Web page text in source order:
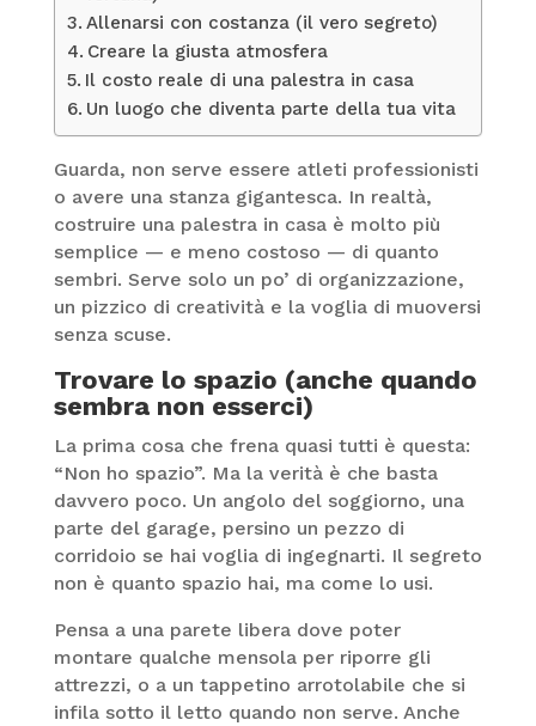
Allenarsi con costanza (il vero segreto)
Creare la giusta atmosfera
Il costo reale di una palestra in casa
Un luogo che diventa parte della tua vita
Guarda, non serve essere atleti professionisti
o avere una stanza gigantesca. In realtà,
costruire una palestra in casa è molto più
semplice — e meno costoso — di quanto
sembri. Serve solo un po’ di organizzazione,
un pizzico di creatività e la voglia di muoversi
senza scuse.
Trovare lo spazio (anche quando
sembra non esserci)
La prima cosa che frena quasi tutti è questa:
“Non ho spazio”. Ma la verità è che basta
davvero poco. Un angolo del soggiorno, una
parte del garage, persino un pezzo di
corridoio se hai voglia di ingegnarti. Il segreto
non è quanto spazio hai, ma come lo usi.
Pensa a una parete libera dove poter
montare qualche mensola per riporre gli
attrezzi, o a un tappetino arrotolabile che si
infila sotto il letto quando non serve. Anche